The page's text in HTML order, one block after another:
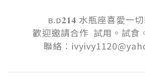
ʙ.ᴅ𝟐𝟏𝟒 水瓶座喜愛一
歡迎邀請合作  試用。試食
聯絡